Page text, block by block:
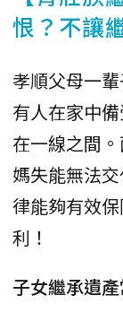
恨？不讓
孝順父母一
有人在家中
在一線之間
媽失能無法
律能夠有效
利！
子女繼承遺